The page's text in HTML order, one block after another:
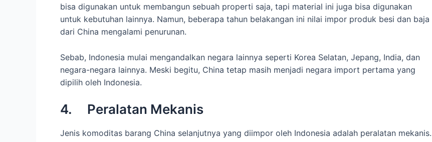
bisa digunakan untuk membangun sebuah properti saja, tapi material ini juga bisa digunakan
untuk kebutuhan lainnya. Namun, beberapa tahun belakangan ini nilai impor produk besi dan baja
dari China mengalami penurunan.
Sebab, Indonesia mulai mengandalkan negara lainnya seperti Korea Selatan, Jepang, India, dan
negara-negara lainnya. Meski begitu, China tetap masih menjadi negara import pertama yang
dipilih oleh Indonesia.
4. Peralatan Mekanis
Jenis komoditas barang China selanjutnya yang diimpor oleh Indonesia adalah peralatan mekanis.